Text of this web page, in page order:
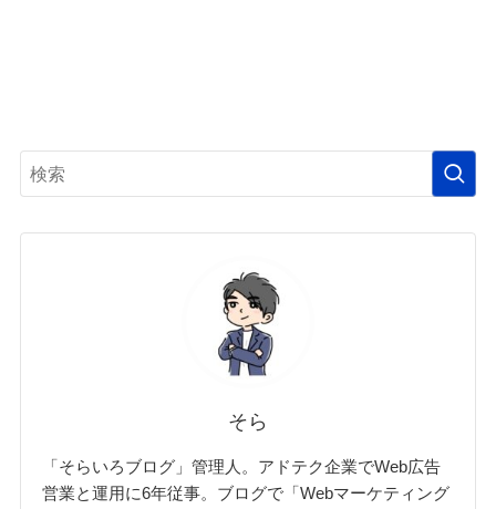
そら
「そらいろブログ」管理人。アドテク企業でWeb広告
営業と運用に6年従事。ブログで「Webマーケティング